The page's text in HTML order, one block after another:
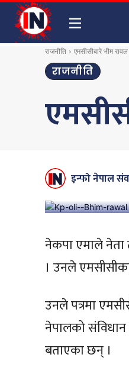
राजनीति एमसीसीबारे भीम
राजनीति
इन्फो नेपाल
नेकपा एमाले नेता
। उनले
उनले पत्रमा
नेपालको
बताएका छन् ।